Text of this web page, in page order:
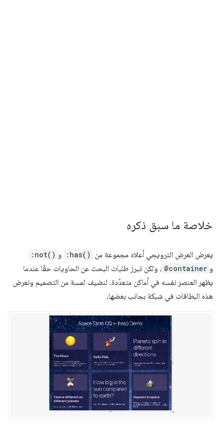
خلاصة ما سبق ذكره
يعرض العرض الترويجي أعلاه مجموعة من :has() و :not()
و @container ، ولكن تبرز طلبات البحث عن الحاويات حقًا عندما
يظهر العنصر نفسه في أماكن متعدّدة. لنضيف لمسة من التصميم ونعرض
هذه البطاقات في شبكة بجانب بعضها.